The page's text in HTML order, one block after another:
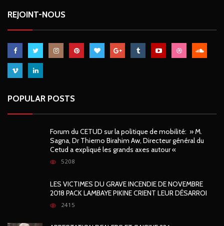
REJOINT-NOUS
POPULAR POSTS
Forum du CETUD sur la politique de mobilité: » M.
Sagna, Dr Thierno Birahim Aw, Directeur général du
Cetud a expliqué les grands axes autour «
5208
LES VICTIMES DU GRAVE INCENDIE DE NOVEMBRE
2018 PACK LAMBAYE PIKINE CRIENT LEUR DÉSARROI
2415